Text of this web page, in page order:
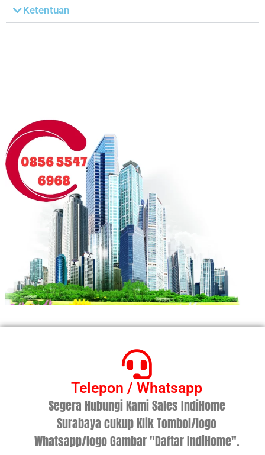
Ketentuan
Telepon / Whatsapp
Segera Hubungi Kami Sales IndiHome
Surabaya cukup Klik Tombol/logo
Whatsapp/logo Gambar "Daftar IndiHome".